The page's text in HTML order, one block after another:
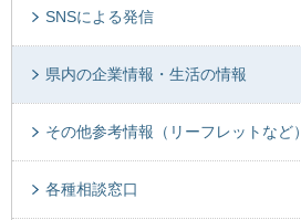
SNSによる発信
県内の企業情報・生活の情報
その他参考情報（リーフレットなど）
各種相談窓口